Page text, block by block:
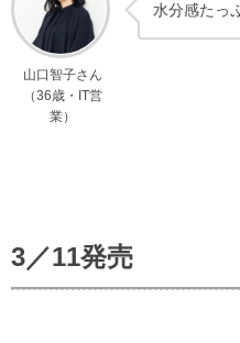
山口智子さん
（36歳・IT営
業）
水分感たっ
3／11発売